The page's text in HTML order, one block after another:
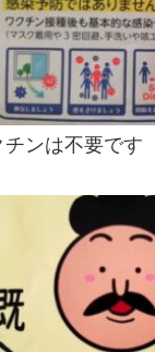
チンは不要です